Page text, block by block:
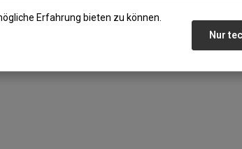
Erfahrung bieten zu können.
Nur